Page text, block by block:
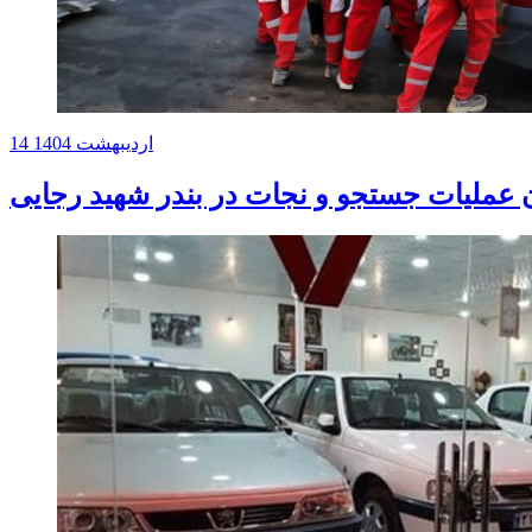
14 اردیبهشت 1404
عملیات جستجو و نجات در بندر شهید رجایی